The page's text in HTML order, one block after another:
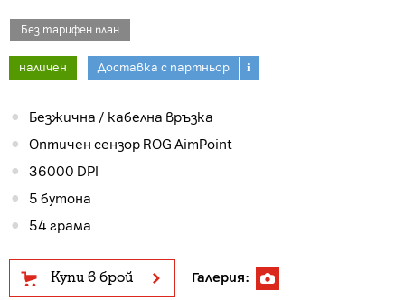
Без тарифен план
наличен Доставка с партньор i
Безжична / кабелна връзка
Оптичен сензор ROG AimPoint
36000 DPI
5 бутона
54 грама
Купи в брой Галерия: